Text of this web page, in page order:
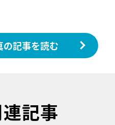
の記事を読む
記事